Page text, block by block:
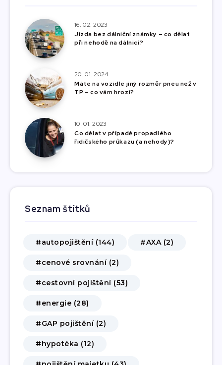
16. 02. 2023
Jízda bez dálniční známky – co dělat
při nehodě na dálnici?
20. 01. 2024
Máte na vozidle jiný rozměr pneu než v
TP – co vám hrozí?
10. 01. 2023
Co dělat v případě propadlého
řidičského průkazu (a nehody)?
Seznam štítků
#autopojištění (144) #AXA (2)
#cenové srovnání (2)
#cestovní pojištění (53)
#energie (28)
#GAP pojištění (2)
#hypotéka (12)